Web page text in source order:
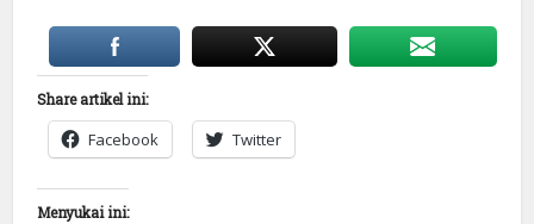
Share artikel ini:
Facebook Twitter
Menyukai ini: